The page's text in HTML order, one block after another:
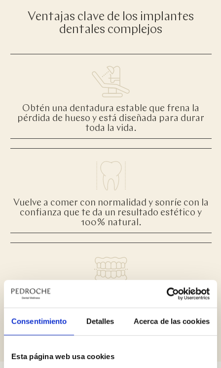
Consentimiento Detalles Acerca de las cookies
Esta página web usa cookies
Ventajas clave de los implantes
dentales complejos
Obtén una dentadura estable que frena la
pérdida de hueso y está diseñada para durar
toda la vida.
Vuelve a comer con normalidad y sonríe con la
confianza que te da un resultado estético y
100% natural.
Detén el deterioro óseo, frena el
envejecimiento prematuro del rostro y
recupera una función masticatoria completa.